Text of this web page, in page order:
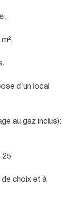
d'un local
au gaz inclus):
choix et à